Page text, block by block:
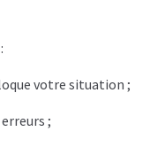
votre situation ;
;